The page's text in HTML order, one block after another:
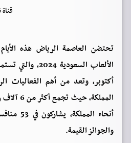
تحتضن العاصمة الرياض هذه
أكتوبر، وتعد من أهم الفعاليات
أنحاء
والجوائز القيمة.